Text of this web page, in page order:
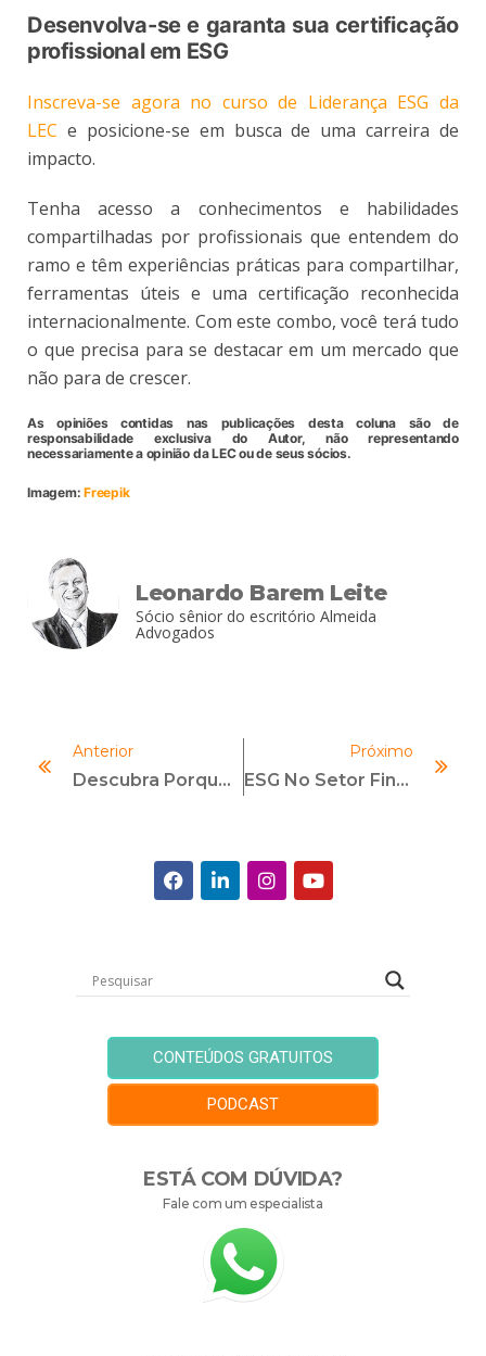
Desenvolva-se e garanta sua certificação
profissional em ESG
Inscreva-se agora no curso de Liderança ESG da
LEC e posicione-se em busca de uma carreira de
impacto.
Tenha acesso a conhecimentos e habilidades
compartilhadas por profissionais que entendem do
ramo e têm experiências práticas para compartilhar,
ferramentas úteis e uma certificação reconhecida
internacionalmente. Com este combo, você terá tudo
o que precisa para se destacar em um mercado que
não para de crescer.
As opiniões contidas nas publicações desta coluna são de
responsabilidade exclusiva do Autor, não representando
necessariamente a opinião da LEC ou de seus sócios.
Imagem:Freepik
Leonardo Barem Leite
Sócio sênior do escritório Almeida
Advogados
Anterior
Descubra Porque Este É O Melhor Momento Para Obter A Sua Certificação Profissional Em ESG
Próximo
ESG No Setor Financeiro – Tendências E Desafios
CONTEÚDOS GRATUITOS
PODCAST
ESTÁ COM DÚVIDA?
Fale com um especialista